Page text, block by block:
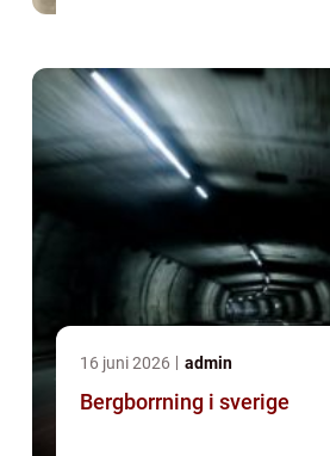
16 juni 2026 admin
Bergborrning i sverige